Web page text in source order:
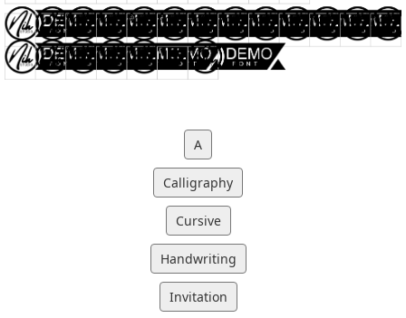
A
Calligraphy
Cursive
Handwriting
Invitation